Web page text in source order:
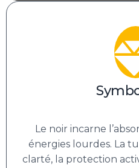
Le noir incarne
énergies lourdes. La
clarté, la protection